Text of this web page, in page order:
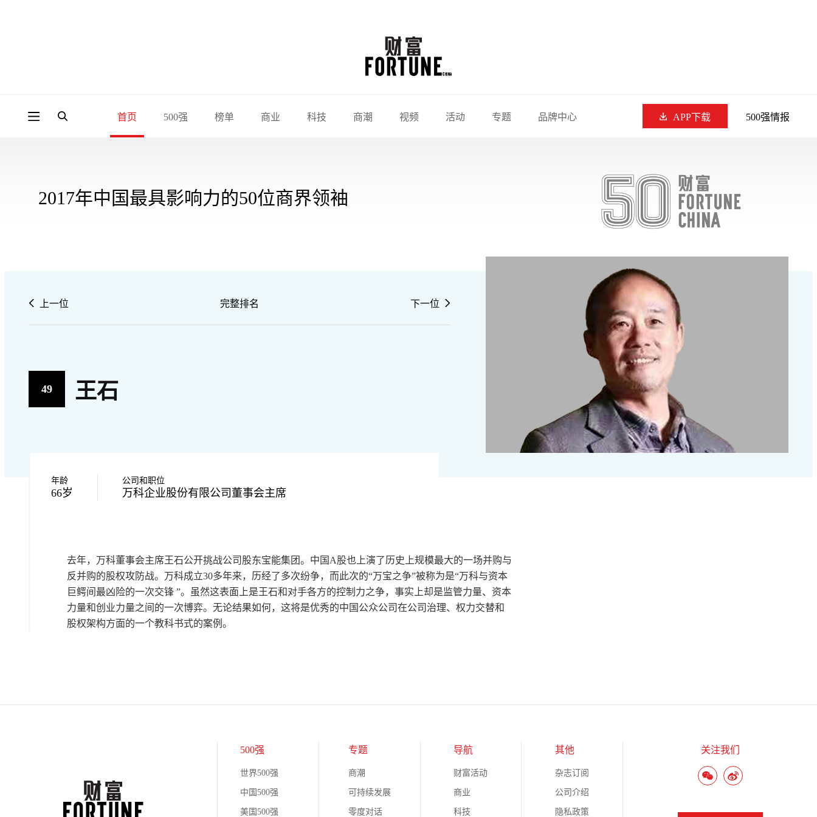
首页 500强 榜单 商业 科技 商潮 视频 活动 专题 品牌中心 APP下载 500强情报
2017年中国最具影响力的50位商界领袖
上一位 完整排名 下一位
49 王石
年龄
66岁
公司和职位
万科企业股份有限公司董事会主席
去年，万科董事会主席王石公开挑战公司股东宝能集团。中国A股也上演了历史上规模最大的一场并购与
反并购的股权攻防战。万科成立30多年来，历经了多次纷争，而此次的“万宝之争”被称为是“万科与资本
巨鳄间最凶险的一次交锋 ”。虽然这表面上是王石和对手各方的控制力之争，事实上却是监管力量、资本
力量和创业力量之间的一次博弈。无论结果如何，这将是优秀的中国公众公司在公司治理、权力交替和
股权架构方面的一个教科书式的案例。
500强
世界500强
中国500强
美国500强
专题
商潮
可持续发展
零度对话
导航
财富活动
商业
科技
其他
杂志订阅
公司介绍
隐私政策
关注我们